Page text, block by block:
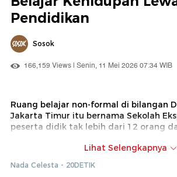
Pendidikan
Sosok
166,159 Views | Senin, 11 Mei 2026 07:34 WIB
Ruang belajar non-formal di bilangan
Jakarta Timur itu bernama Sekolah
peserta didik tak lebih dari 12 orang
proyek kolaboratif yang
menjelajah berbagai gagasan,
persoalan nyata di sekitar mereka.
Lihat Selengkapnya
Nada Celesta - 20DETIK